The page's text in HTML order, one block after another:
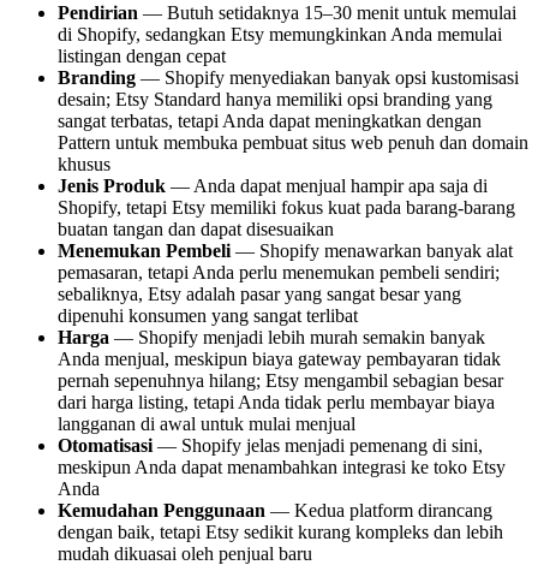
Pendirian — Butuh setidaknya 15–30 menit untuk memulai
di Shopify, sedangkan Etsy memungkinkan Anda memulai
listingan dengan cepat
Branding — Shopify menyediakan banyak opsi kustomisasi
desain; Etsy Standard hanya memiliki opsi branding yang
sangat terbatas, tetapi Anda dapat meningkatkan dengan
Pattern untuk membuka pembuat situs web penuh dan domain
khusus
Jenis Produk — Anda dapat menjual hampir apa saja di
Shopify, tetapi Etsy memiliki fokus kuat pada barang-barang
buatan tangan dan dapat disesuaikan
Menemukan Pembeli — Shopify menawarkan banyak alat
pemasaran, tetapi Anda perlu menemukan pembeli sendiri;
sebaliknya, Etsy adalah pasar yang sangat besar yang
dipenuhi konsumen yang sangat terlibat
Harga — Shopify menjadi lebih murah semakin banyak
Anda menjual, meskipun biaya gateway pembayaran tidak
pernah sepenuhnya hilang; Etsy mengambil sebagian besar
dari harga listing, tetapi Anda tidak perlu membayar biaya
langganan di awal untuk mulai menjual
Otomatisasi — Shopify jelas menjadi pemenang di sini,
meskipun Anda dapat menambahkan integrasi ke toko Etsy
Anda
Kemudahan Penggunaan — Kedua platform dirancang
dengan baik, tetapi Etsy sedikit kurang kompleks dan lebih
mudah dikuasai oleh penjual baru